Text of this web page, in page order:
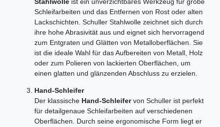
Stahlwolle ist ein unverzichtbares Werkzeug für grobe
Schleifarbeiten und das Entfernen von Rost oder alten
Lackschichten. Schuller Stahlwolle zeichnet sich durch
ihre hohe Abrasivität aus und eignet sich hervorragend
zum Entgraten und Glätten von Metalloberflächen. Sie
ist die ideale Wahl für das Aufbereiten von Metall, Holz
oder zum Polieren von lackierten Oberflächen, um
einen glatten und glänzenden Abschluss zu erzielen.
Hand-Schleifer
Der klassische Hand-Schleifervon Schuller ist perfekt
für detailgenaue Schleifarbeiten auf verschiedenen
Oberflächen. Durch seine ergonomische Form liegt er